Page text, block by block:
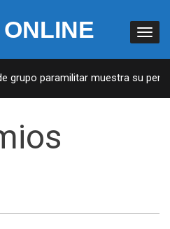
paramilitar muestra su